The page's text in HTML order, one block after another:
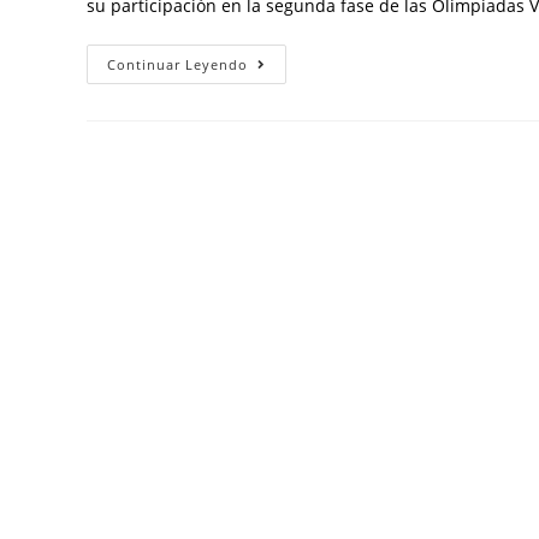
su participación en la segunda fase de las Olimpiadas
Continuar Leyendo